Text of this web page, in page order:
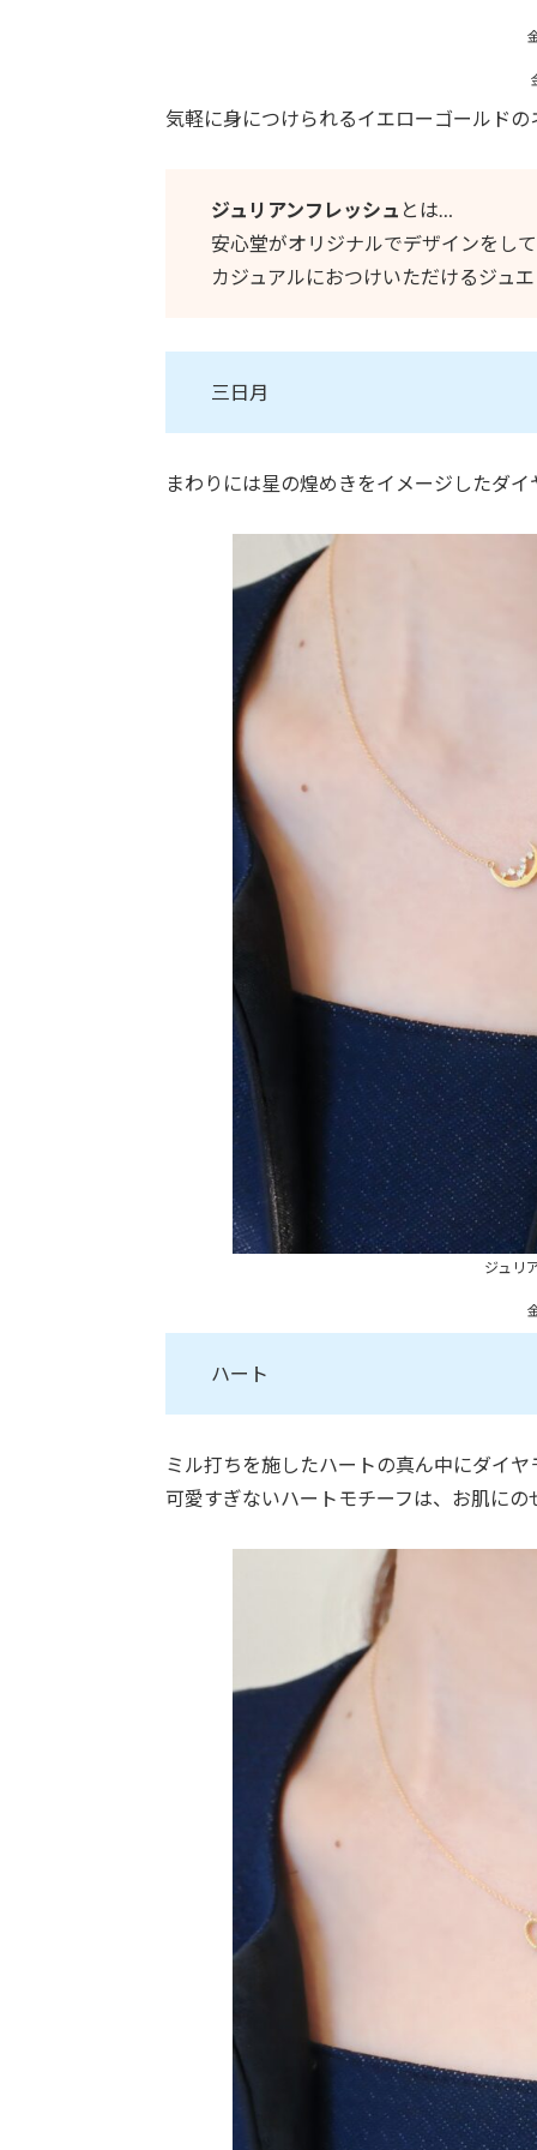
気軽に身につけられるイエローゴールド
ジュリアンフレッシュ とは…
安心堂がオリジナルでデザインをし
カジュアルにおつけいただけるジュ
三日月
まわりには星の煌めきをイメージしたダ
ジュリ
ハート
ミル打ちを施したハートの真ん中にダイ
可愛すぎないハートモチーフは、お肌に